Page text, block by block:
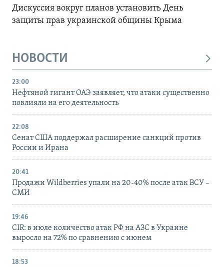
Дискуссия вокруг планов установить День
защиты прав украинской общины Крыма
НОВОСТИ
23:00
Нефтяной гигант ОАЭ заявляет, что атаки существенно
повлияли на его деятельность
22:08
Сенат США поддержал расширение санкций против
России и Ирана
20:41
Продажи Wildberries упали на 20-40% после атак ВСУ –
СМИ
19:46
CIR: в июле количество атак РФ на АЗС в Украине
выросло на 72% по сравнению с июнем
18:53